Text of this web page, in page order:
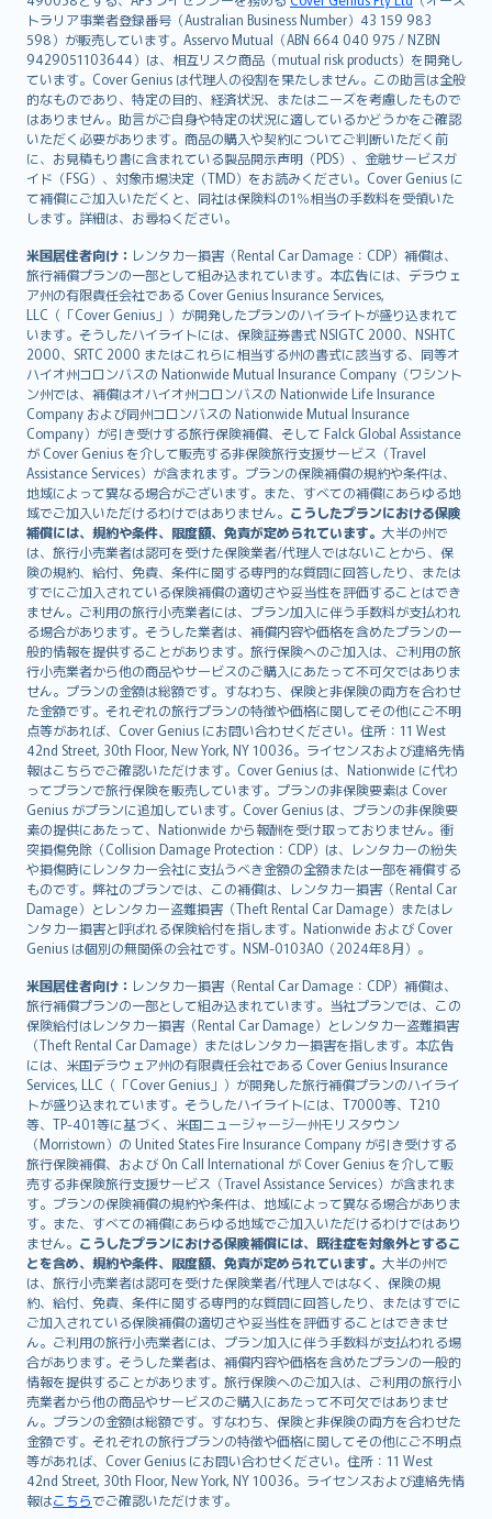
トラリア事業者登録番号（Australian Business Number）43 159 983
598）が販売しています。Asservo Mutual（ABN 664 040 975 / NZBN
9429051103644）は、相互リスク商品（mutual risk products）を開発し
ています。Cover Genius は代理人の役割を果たしません。この助言は全般
的なものであり、特定の目的、経済状況、またはニーズを考慮したもので
はありません。助言がご自身や特定の状況に適しているかどうかをご確認
いただく必要があります。商品の購入や契約についてご判断いただく前
に、お見積もり書に含まれている製品開示声明（PDS）、金融サービスガ
イド（FSG）、対象市場決定（TMD）をお読みください。Cover Genius に
て補償にご加入いただくと、同社は保険料の1％相当の手数料を受領いた
します。詳細は、お尋ねください。
米国居住者向け： レンタカー損害（Rental Car Damage：CDP）補償は、
旅行補償プランの一部として組み込まれています。本広告には、デラウェ
ア州の有限責任会社である Cover Genius Insurance Services,
LLC（「Cover Genius」）が開発したプランのハイライトが盛り込まれて
います。そうしたハイライトには、保険証券書式 NSIGTC 2000、NSHTC
2000、SRTC 2000 またはこれらに相当する州の書式に該当する、同等オ
ハイオ州コロンバスの Nationwide Mutual Insurance Company（ワシント
ン州では、補償はオハイオ州コロンバスの Nationwide Life Insurance
Company および同州コロンバスの Nationwide Mutual Insurance
Company）が引き受けする旅行保険補償、そして Falck Global Assistance
が Cover Genius を介して販売する非保険旅行支援サービス（Travel
Assistance Services）が含まれます。プランの保険補償の規約や条件は、
地域によって異なる場合がございます。また、すべての補償にあらゆる地
域でご加入いただけるわけではありません。 こうしたプランにおける保険
補償には、規約や条件、限度額、免責が定められています。 大半の州で
は、旅行小売業者は認可を受けた保険業者/代理人ではないことから、保
険の規約、給付、免責、条件に関する専門的な質問に回答したり、または
すでにご加入されている保険補償の適切さや妥当性を評価することはでき
ません。ご利用の旅行小売業者には、プラン加入に伴う手数料が支払われ
る場合があります。そうした業者は、補償内容や価格を含めたプランの一
般的情報を提供することがあります。旅行保険へのご加入は、ご利用の旅
行小売業者から他の商品やサービスのご購入にあたって不可欠ではありま
せん。プランの金額は総額です。すなわち、保険と非保険の両方を合わせ
た金額です。それぞれの旅行プランの特徴や価格に関してその他にご不明
点等があれば、Cover Genius にお問い合わせください。住所：11 West
42nd Street, 30th Floor, New York, NY 10036。ライセンスおよび連絡先情
報はこちらでご確認いただけます。Cover Genius は、Nationwide に代わ
ってプランで旅行保険を販売しています。プランの非保険要素は Cover
Genius がプランに追加しています。Cover Genius は、プランの非保険要
素の提供にあたって、Nationwide から報酬を受け取っておりません。衝
突損傷免除（Collision Damage Protection：CDP）は、レンタカーの紛失
や損傷時にレンタカー会社に支払うべき金額の全額または一部を補償する
ものです。弊社のプランでは、この補償は、レンタカー損害（Rental Car
Damage）とレンタカー盗難損害（Theft Rental Car Damage）またはレ
ンタカー損害と呼ばれる保険給付を指します。Nationwide および Cover
Genius は個別の無関係の会社です。NSM-0103AO（2024年8月）。
米国居住者向け： レンタカー損害（Rental Car Damage：CDP）補償は、
旅行補償プランの一部として組み込まれています。当社プランでは、この
保険給付はレンタカー損害（Rental Car Damage）とレンタカー盗難損害
（Theft Rental Car Damage）またはレンタカー損害を指します。本広告
には、米国デラウェア州の有限責任会社である Cover Genius Insurance
Services, LLC（「Cover Genius」）が開発した旅行補償プランのハイライ
トが盛り込まれています。そうしたハイライトには、T7000等、T210
等、TP-401等に基づく、米国ニュージャージー州モリスタウン
（Morristown）の United States Fire Insurance Company が引き受けする
旅行保険補償、および On Call International が Cover Genius を介して販
売する非保険旅行支援サービス（Travel Assistance Services）が含まれま
す。プランの保険補償の規約や条件は、地域によって異なる場合がありま
す。また、すべての補償にあらゆる地域でご加入いただけるわけではあり
ません。 こうしたプランにおける保険補償には、既往症を対象外とするこ
とを含め、規約や条件、限度額、免責が定められています。 大半の州で
は、旅行小売業者は認可を受けた保険業者/代理人ではなく、保険の規
約、給付、免責、条件に関する専門的な質問に回答したり、またはすでに
ご加入されている保険補償の適切さや妥当性を評価することはできませ
ん。ご利用の旅行小売業者には、プラン加入に伴う手数料が支払われる場
合があります。そうした業者は、補償内容や価格を含めたプランの一般的
情報を提供することがあります。旅行保険へのご加入は、ご利用の旅行小
売業者から他の商品やサービスのご購入にあたって不可欠ではありませ
ん。プランの金額は総額です。すなわち、保険と非保険の両方を合わせた
金額です。それぞれの旅行プランの特徴や価格に関してその他にご不明点
等があれば、Cover Genius にお問い合わせください。住所：11 West
42nd Street, 30th Floor, New York, NY 10036。ライセンスおよび連絡先情
報はこちらでご確認いただけます。
한국어
dansk
norsk
suomi
العربيّة
Türkçe
česky
Русский
български
català
Hrvatski
eesti
Ελληνικά
Magyar
Íslenska
Bahasa Indonesia
latviešu
Lietuviškai
Bahasa Melayu
Română
српски
Slovensky
Slovenščina
Українська
Tiếng Việt